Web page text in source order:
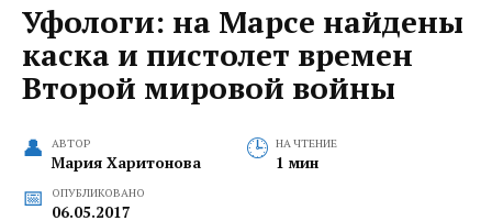
Уфологи: на Марсе найдены
каска и пистолет времен
Второй мировой войны
АВТОР
Мария Харитонова
НА ЧТЕНИЕ
1 мин
ОПУБЛИКОВАНО
06.05.2017